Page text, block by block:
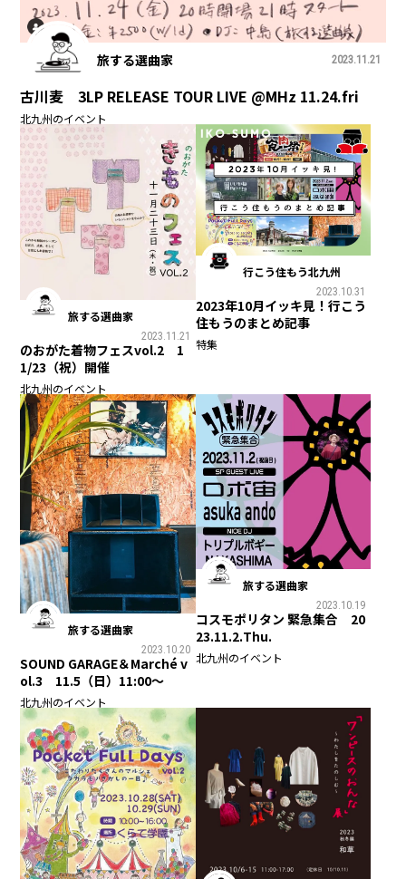
旅する選曲家 2023.11.21
古川麦 3LP RELEASE TOUR LIVE @MHz 11.24.fri
北九州のイベント
旅する選曲家
2023.11.21
のおがた着物フェスvol.2 1
1/23（祝）開催
北九州のイベント
行こう住もう北九州
2023.10.31
2023年10月イッキ見！行こう
住もうのまとめ記事
特集
旅する選曲家
2023.10.20
SOUND GARAGE＆Marché v
ol.3 11.5（日）11:00～
北九州のイベント
旅する選曲家
2023.10.19
コスモポリタン 緊急集合 20
23.11.2.Thu.
北九州のイベント